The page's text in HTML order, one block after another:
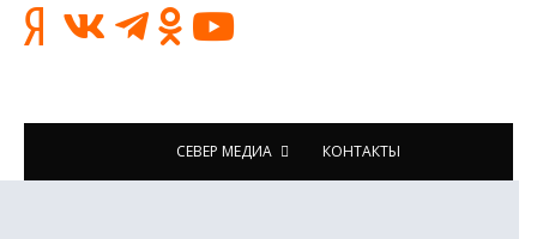
СЕВЕР МЕДИА КОНТАКТЫ